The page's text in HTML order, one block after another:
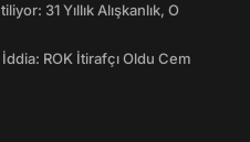
31 Yıllık Alışkanlık, O
ROK İtirafçı Oldu Cem